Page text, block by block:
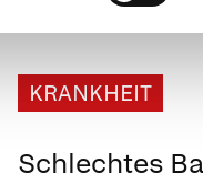
KRANKHEIT
Schlechtes